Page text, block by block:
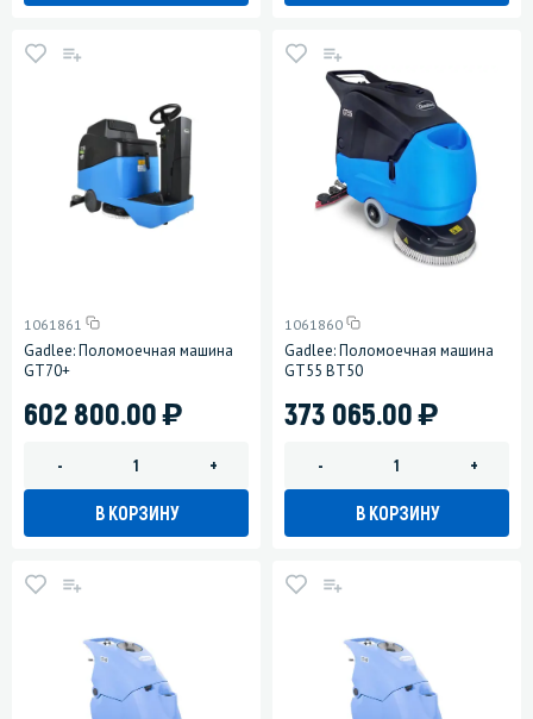
1061861
Gadlee: Поломоечная машина
GT70+
602 800.00)
- +
В КОРЗИНУ
1061860
Gadlee: Поломоечная машина
GT55 BT50
373 065.00)
- +
В КОРЗИНУ